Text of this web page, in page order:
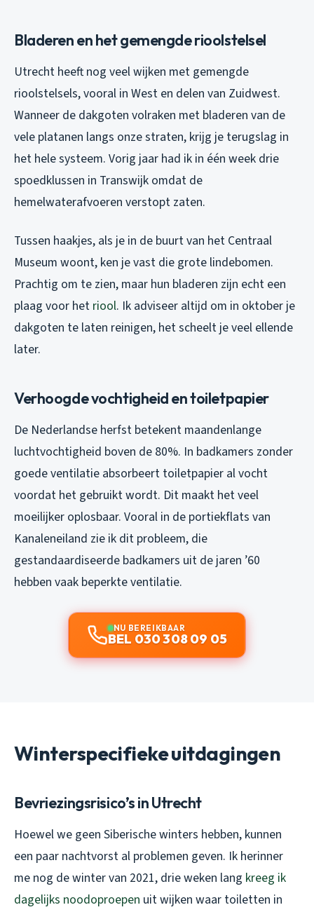
Bladeren en het gemengde rioolstelsel
Utrecht heeft nog veel wijken met gemengde
rioolstelsels, vooral in West en delen van Zuidwest.
Wanneer de dakgoten volraken met bladeren van de
vele platanen langs onze straten, krijg je terugslag in
het hele systeem. Vorig jaar had ik in één week drie
spoedklussen in Transwijk omdat de
hemelwaterafvoeren verstopt zaten.
Tussen haakjes, als je in de buurt van het Centraal
Museum woont, ken je vast die grote lindebomen.
Prachtig om te zien, maar hun bladeren zijn echt een
plaag voor het riool. Ik adviseer altijd om in oktober je
dakgoten te laten reinigen, het scheelt je veel ellende
later.
Verhoogde vochtigheid en toiletpapier
De Nederlandse herfst betekent maandenlange
luchtvochtigheid boven de 80%. In badkamers zonder
goede ventilatie absorbeert toiletpapier al vocht
voordat het gebruikt wordt. Dit maakt het veel
moeilijker oplosbaar. Vooral in de portiekflats van
Kanaleneiland zie ik dit probleem, die
gestandaardiseerde badkamers uit de jaren ’60
hebben vaak beperkte ventilatie.
NU BEREIKBAAR
BEL 030 308 09 05
Winterspecifieke uitdagingen
Bevriezingsrisico’s in Utrecht
Hoewel we geen Siberische winters hebben, kunnen
een paar nachtvorst al problemen geven. Ik herinner
me nog de winter van 2021, drie weken lang kreeg ik
dagelijks noodoproepen uit wijken waar toiletten in